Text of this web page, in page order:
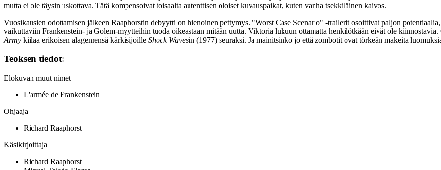
mutta ei ole täysin uskottava. Tätä kompensoivat toisaalta autenttisen oloiset kuvauspaikat, kuten vanha tsekkiläinen kaivos.
Vuosikausien odottamisen jälkeen Raaphorstin debyytti on hienoinen pettymys. "Worst Case Scenario" ‑trailerit osoittivat paljon
vaikuttaviin Frankenstein‑ ja Golem-myytteihin tuoda oikeastaan mitään uutta. Viktoria lukuun ottamatta henkilötkään eivät ole
Army kiilaa erikoisen alagenrensä kärkisijoille Shock Wavesin (1977) seuraksi. Ja mainitsinko jo että zombotit ovat törkeän makeita
Teoksen tiedot:
Elokuvan muut nimet
L'armée de Frankenstein
Ohjaaja
Richard Raaphorst
Käsikirjoittaja
Richard Raaphorst